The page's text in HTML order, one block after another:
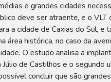
e grandes cidades
deve ser atraente, e o
a cidade de Caxias do Sul, e
histórica, no caso da
O estudo analisa a
de Castilhos e o segundo
concluir que são